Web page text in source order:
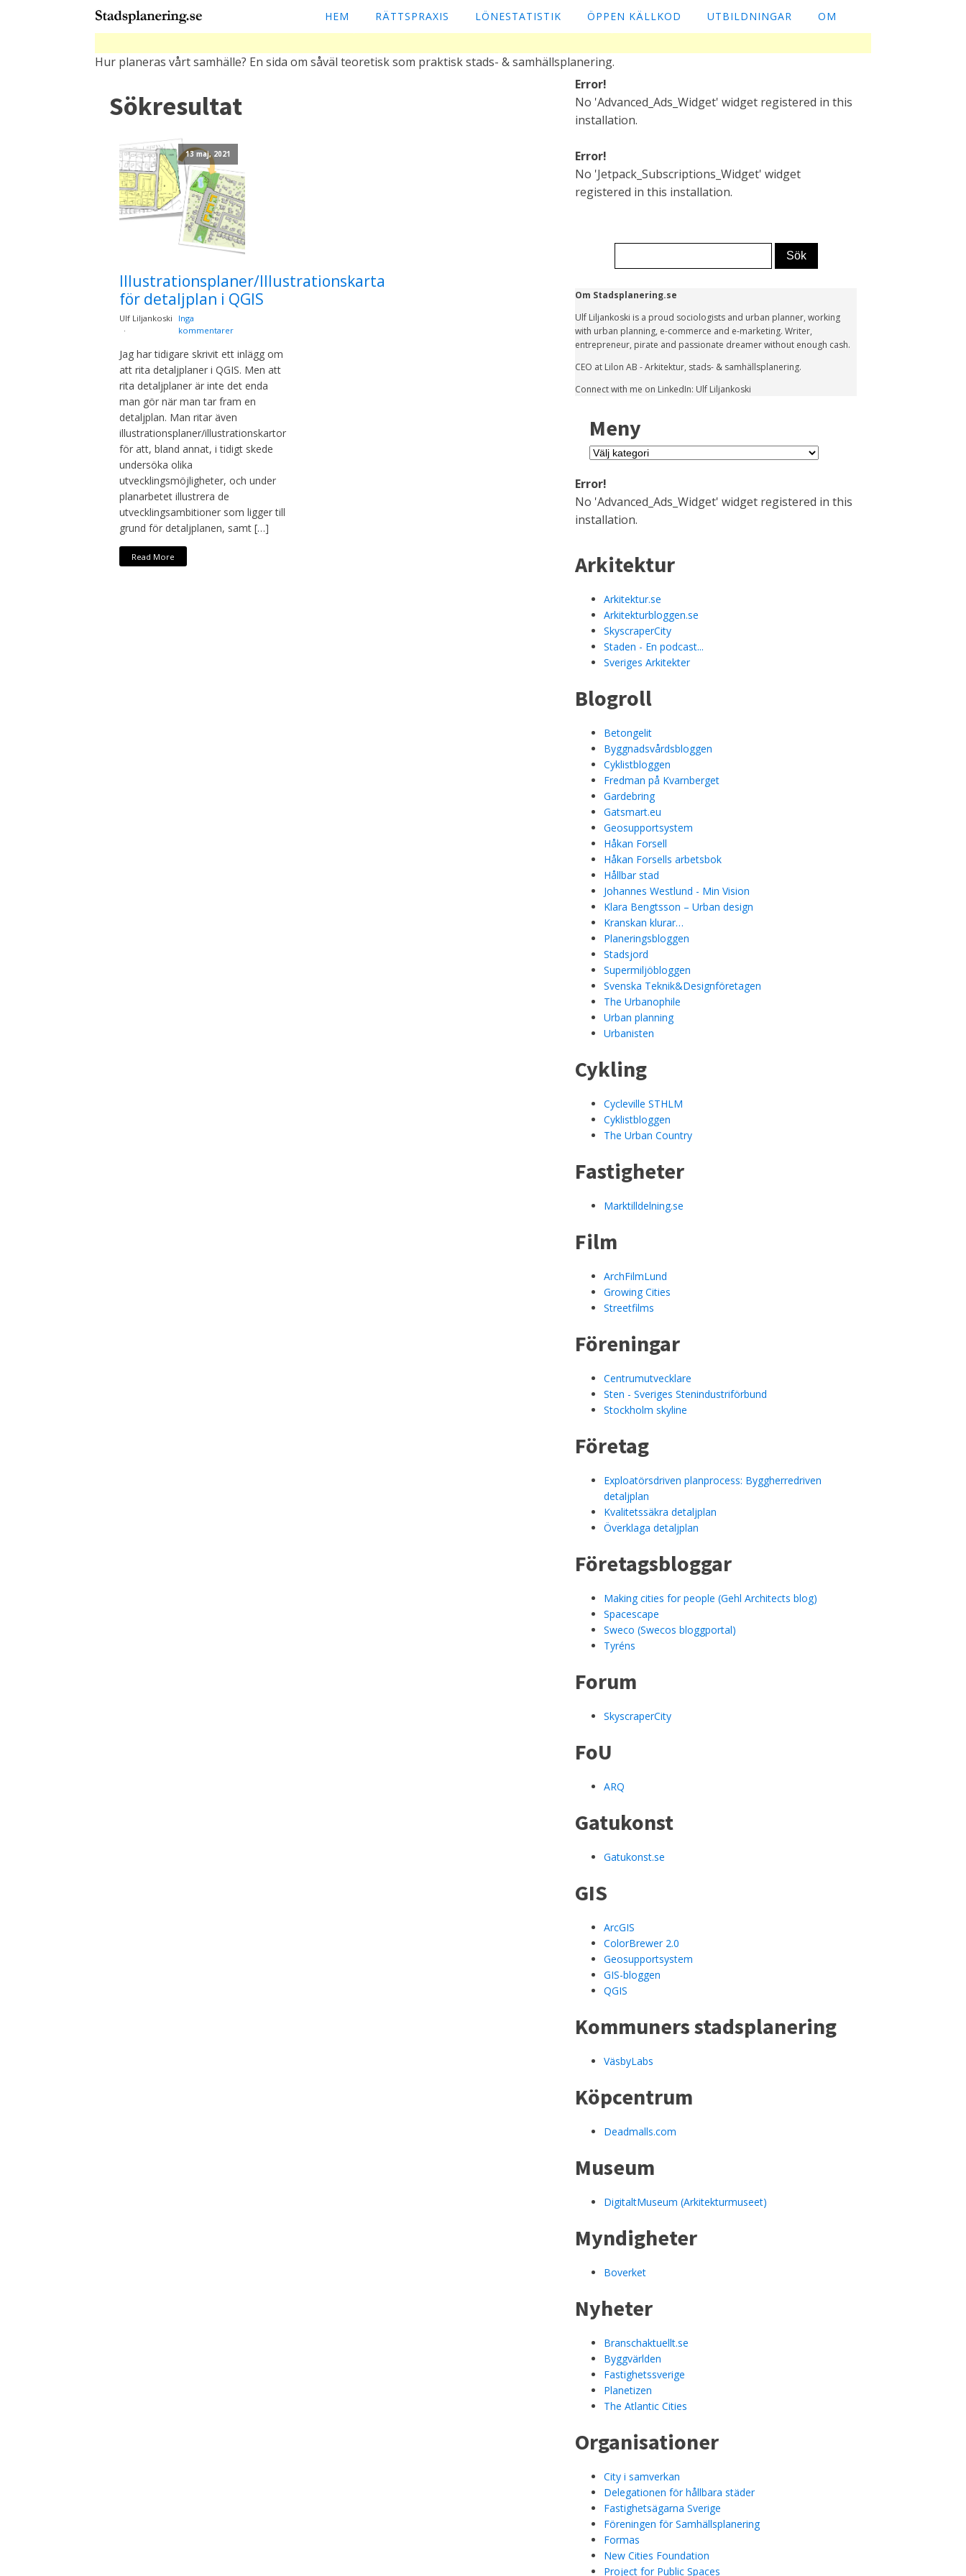
HEM RÄTTSPRAXIS LÖNESTATISTIK ÖPPEN KÄLLKOD UTBILDNINGAR OM
Hur planeras vårt samhälle? En sida om såväl teoretisk som praktisk stads- & samhällsplanering.
Sökresultat
13 maj, 2021
Illustrationsplaner/Illustrationskarta
för detaljplan i QGIS
Ulf Liljankoski
Inga
kommentarer
Jag har tidigare skrivit ett inlägg om
att rita detaljplaner i QGIS. Men att
rita detaljplaner är inte det enda
man gör när man tar fram en
detaljplan. Man ritar även
illustrationsplaner/illustrationskartor
för att, bland annat, i tidigt skede
undersöka olika
utvecklingsmöjligheter, och under
planarbetet illustrera de
utvecklingsambitioner som ligger till
grund för detaljplanen, samt […]
Read More
Error!
No 'Advanced_Ads_Widget' widget registered in this
installation.
Error!
No 'Jetpack_Subscriptions_Widget' widget
registered in this installation.
Om Stadsplanering.se
Ulf Liljankoski is a proud sociologists and urban planner, working
with urban planning, e-commerce and e-marketing. Writer,
entrepreneur, pirate and passionate dreamer without enough cash.
CEO at Lilon AB - Arkitektur, stads- & samhällsplanering.
Connect with me on LinkedIn: Ulf Liljankoski
Meny
Meny
Error!
No 'Advanced_Ads_Widget' widget registered in this
installation.
Arkitektur
Arkitektur.se
Arkitekturbloggen.se
SkyscraperCity
Staden - En podcast...
Sveriges Arkitekter
Blogroll
Betongelit
Byggnadsvårdsbloggen
Cyklistbloggen
Fredman på Kvarnberget
Gardebring
Gatsmart.eu
Geosupportsystem
Håkan Forsell
Håkan Forsells arbetsbok
Hållbar stad
Johannes Westlund - Min Vision
Klara Bengtsson – Urban design
Kranskan klurar…
Planeringsbloggen
Stadsjord
Supermiljöbloggen
Svenska Teknik&Designföretagen
The Urbanophile
Urban planning
Urbanisten
Cykling
Cycleville STHLM
Cyklistbloggen
The Urban Country
Fastigheter
Marktilldelning.se
Film
ArchFilmLund
Growing Cities
Streetfilms
Föreningar
Centrumutvecklare
Sten - Sveriges Stenindustriförbund
Stockholm skyline
Företag
Exploatörsdriven planprocess: Byggherredriven
detaljplan
Kvalitetssäkra detaljplan
Överklaga detaljplan
Företagsbloggar
Making cities for people (Gehl Architects blog)
Spacescape
Sweco (Swecos bloggportal)
Tyréns
Forum
SkyscraperCity
FoU
ARQ
Gatukonst
Gatukonst.se
GIS
ArcGIS
ColorBrewer 2.0
Geosupportsystem
GIS-bloggen
QGIS
Kommuners stadsplanering
VäsbyLabs
Köpcentrum
Deadmalls.com
Museum
DigitaltMuseum (Arkitekturmuseet)
Myndigheter
Boverket
Nyheter
Branschaktuellt.se
Byggvärlden
Fastighetssverige
Planetizen
The Atlantic Cities
Organisationer
City i samverkan
Delegationen för hållbara städer
Fastighetsägarna Sverige
Föreningen för Samhällsplanering
Formas
New Cities Foundation
Project for Public Spaces